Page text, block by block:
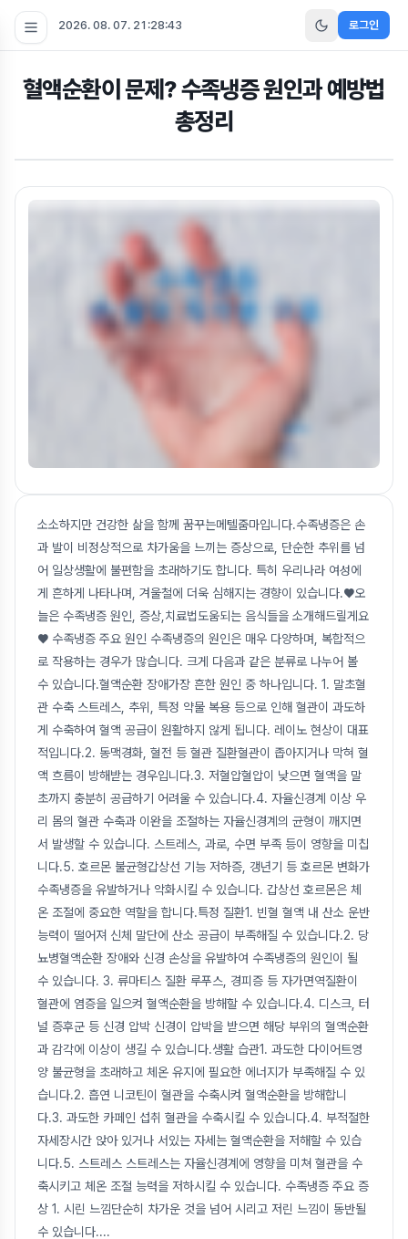
2026. 08. 07. 21:28:44 로그인
혈액순환이 문제? 수족냉증 원인과 예방법
총정리
소소하지만 건강한 삶을 함께 꿈꾸는메텔줌마입니다.수족냉증은 손
과 발이 비정상적으로 차가움을 느끼는 증상으로, 단순한 추위를 넘
어 일상생활에 불편함을 초래하기도 합니다. 특히 우리나라 여성에
게 흔하게 나타나며, 겨울철에 더욱 심해지는 경향이 있습니다.♥오
늘은 수족냉증 원인, 증상,치료법도움되는 음식들을 소개해드릴게요
♥ 수족냉증 주요 원인 수족냉증의 원인은 매우 다양하며, 복합적으
로 작용하는 경우가 많습니다. 크게 다음과 같은 분류로 나누어 볼
수 있습니다.혈액순환 장애가장 흔한 원인 중 하나입니다. 1. 말초혈
관 수축 스트레스, 추위, 특정 약물 복용 등으로 인해 혈관이 과도하
게 수축하여 혈액 공급이 원활하지 않게 됩니다. 레이노 현상이 대표
적입니다.2. 동맥경화, 혈전 등 혈관 질환혈관이 좁아지거나 막혀 혈
액 흐름이 방해받는 경우입니다.3. 저혈압혈압이 낮으면 혈액을 말
초까지 충분히 공급하기 어려울 수 있습니다.4. 자율신경계 이상 우
리 몸의 혈관 수축과 이완을 조절하는 자율신경계의 균형이 깨지면
서 발생할 수 있습니다. 스트레스, 과로, 수면 부족 등이 영향을 미칩
니다.5. 호르몬 불균형갑상선 기능 저하증, 갱년기 등 호르몬 변화가
수족냉증을 유발하거나 악화시킬 수 있습니다. 갑상선 호르몬은 체
온 조절에 중요한 역할을 합니다.특정 질환1. 빈혈 혈액 내 산소 운반
능력이 떨어져 신체 말단에 산소 공급이 부족해질 수 있습니다.2. 당
뇨병혈액순환 장애와 신경 손상을 유발하여 수족냉증의 원인이 될
수 있습니다. 3. 류마티스 질환 루푸스, 경피증 등 자가면역질환이
혈관에 염증을 일으켜 혈액순환을 방해할 수 있습니다.4. 디스크, 터
널 증후군 등 신경 압박 신경이 압박을 받으면 해당 부위의 혈액순환
과 감각에 이상이 생길 수 있습니다.생활 습관1. 과도한 다이어트영
양 불균형을 초래하고 체온 유지에 필요한 에너지가 부족해질 수 있
습니다.2. 흡연 니코틴이 혈관을 수축시켜 혈액순환을 방해합니
다.3. 과도한 카페인 섭취 혈관을 수축시킬 수 있습니다.4. 부적절한
자세장시간 앉아 있거나 서있는 자세는 혈액순환을 저해할 수 있습
니다.5. 스트레스 스트레스는 자율신경계에 영향을 미쳐 혈관을 수
축시키고 체온 조절 능력을 저하시킬 수 있습니다. 수족냉증 주요 증
상 1. 시린 느낌단순히 차가운 것을 넘어 시리고 저린 느낌이 동반될
수 있습니다....